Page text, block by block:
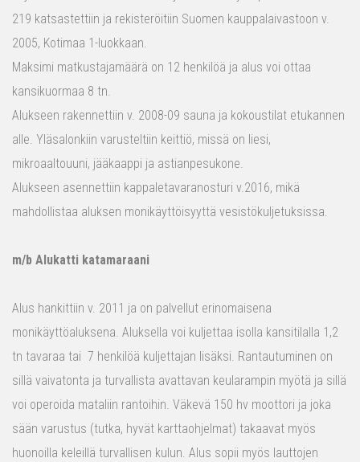
219 katsastettiin ja rekisteröitiin Suomen kauppalaivastoon v.
2005, Kotimaa 1-luokkaan.
Maksimi matkustajamäärä on 12 henkilöä ja alus voi ottaa
kansikuormaa 8 tn.
Alukseen rakennettiin v. 2008-09 sauna ja kokoustilat etukannen
alle. Yläsalonkiin varusteltiin keittiö, missä on liesi,
mikroaaltouuni, jääkaappi ja astianpesukone.
Alukseen asennettiin kappaletavaranosturi v.2016, mikä
mahdollistaa aluksen monikäyttöisyyttä vesistökuljetuksissa.
m/b Alukatti katamaraani
Alus hankittiin v. 2011 ja on palvellut erinomaisena
monikäyttöaluksena. Aluksella voi kuljettaa isolla kansitilalla 1,2
tn tavaraa tai 7 henkilöä kuljettajan lisäksi. Rantautuminen on
sillä vaivatonta ja turvallista avattavan keularampin myötä ja sillä
voi operoida mataliin rantoihin. Väkevä 150 hv moottori ja joka
sään varustus (tutka, hyvät karttaohjelmat) takaavat myös
huonoilla keleillä turvallisen kulun. Alus sopii myös lauttojen